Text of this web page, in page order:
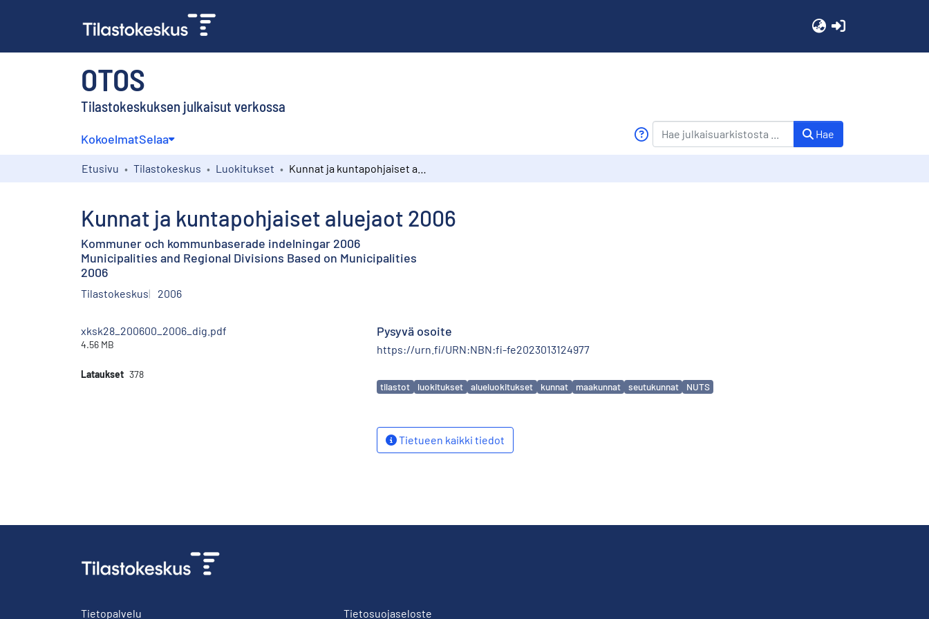
OTOS
Tilastokeskuksen julkaisut verkossa
KokoelmatSelaa Hae
Etusivu Tilastokeskus Luokitukset
Kunnat ja kuntapohjaiset aluejaot 2006
Kommuner och kommunbaserade indelningar 2006
Municipalities and Regional Divisions Based on Municipalities
2006
Tilastokeskus 2006
xksk28_200600_2006_dig.pdf
4.56 MB
Lataukset 378
Pysyvä osoite
https://urn.fi/URN:NBN:fi-fe2023013124977
Avainsanat
tilastot luokitukset alueluokitukset kunnat maakunnat seutukunnat NUTS
Tietueen kaikki tiedot
Tietopalvelu Tietosuojaseloste